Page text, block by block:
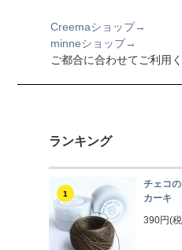
Creemaショップ→
minneショップ→
ご都合に合わせてご利用
ランキング
1
チェコ
カーキ
390円(